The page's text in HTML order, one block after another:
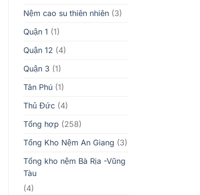
Nệm cao su thiên nhiên(3)
Quận 1 (1)
Quận 12 (4)
Quận 3 (1)
Tân Phú(1)
Thủ Đức(4)
Tổng hợp (258)
Tổng Kho Nệm An Giang (3)
Tổng kho nệm Bà Rịa -Vũng
Tàu
(4)